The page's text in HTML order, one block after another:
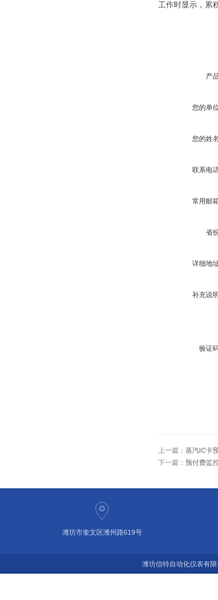
工作时显示，累
产
您的单
您的姓
联系电
常用邮
省
详细地
补充说
验证
上一篇： 蒸汽IC卡
下一篇： 预付费监
潍坊市奎文区潍州路619号
潍坊信特自动化仪表有